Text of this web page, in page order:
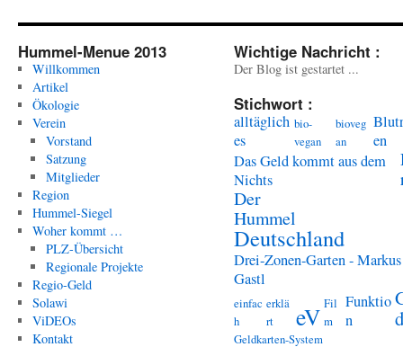
Hummel-Menue 2013
Willkommen
Artikel
Ökologie
Verein
Vorstand
Satzung
Mitglieder
Region
Hummel-Siegel
Woher kommt …
PLZ-Übersicht
Regionale Projekte
Regio-Geld
Solawi
ViDEOs
Kontakt
Wichtige Nachricht :
Der Blog ist gestartet ...
Stichwort :
alltäglich
es
bio-
vegan
bioveg
an
en
Das Geld kommt aus dem
Nichts
Der
Hummel
Deutschland
Drei-Zonen-Garten - Markus
Gastl
einfac
h
erklä
rt
eV Fil
m
Funktio
n
d
Geldkarten-System